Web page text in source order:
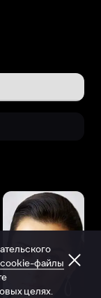
cookie-файлы
целях.